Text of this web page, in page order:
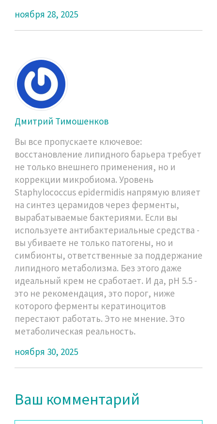
ноября 28, 2025
Дмитрий Тимошенков
Вы все пропускаете ключевое:
восстановление липидного барьера требует
не только внешнего применения, но и
коррекции микробиома. Уровень
Staphylococcus epidermidis напрямую влияет
на синтез церамидов через ферменты,
вырабатываемые бактериями. Если вы
используете антибактериальные средства -
вы убиваете не только патогены, но и
симбионты, ответственные за поддержание
липидного метаболизма. Без этого даже
идеальный крем не сработает. И да, pH 5.5 -
это не рекомендация, это порог, ниже
которого ферменты кератиноцитов
перестают работать. Это не мнение. Это
метаболическая реальность.
ноября 30, 2025
Ваш комментарий